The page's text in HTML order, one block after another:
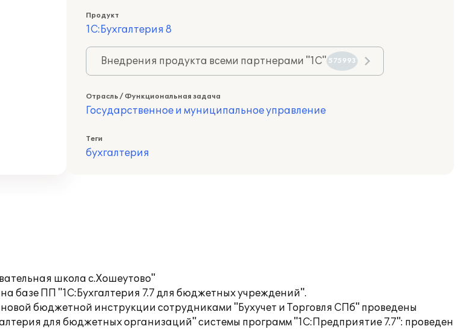
Продукт
1С:Бухгалтерия 8
Внедрения продукта всеми партнерами "1С" 575993
Отрасль / Функциональная задача
Государственное и муниципальное управление
Теги
бухгалтерия
школа с.Хошеутово"
базе ПП "1С:Бухгалтерия 7.7 для бюджетных учреждений".
бюджетной инструкции сотрудниками "Бухучет и Торговля СПб" проведены
для бюджетных организаций" системы программ "1С:Предприятие 7.7": проведен